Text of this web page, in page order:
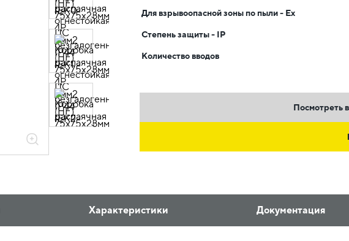
Для взрывоопасной зоны по пыли - Ex
Степень защиты - IP
Количество вводов
Посмотреть
Характеристики Документация